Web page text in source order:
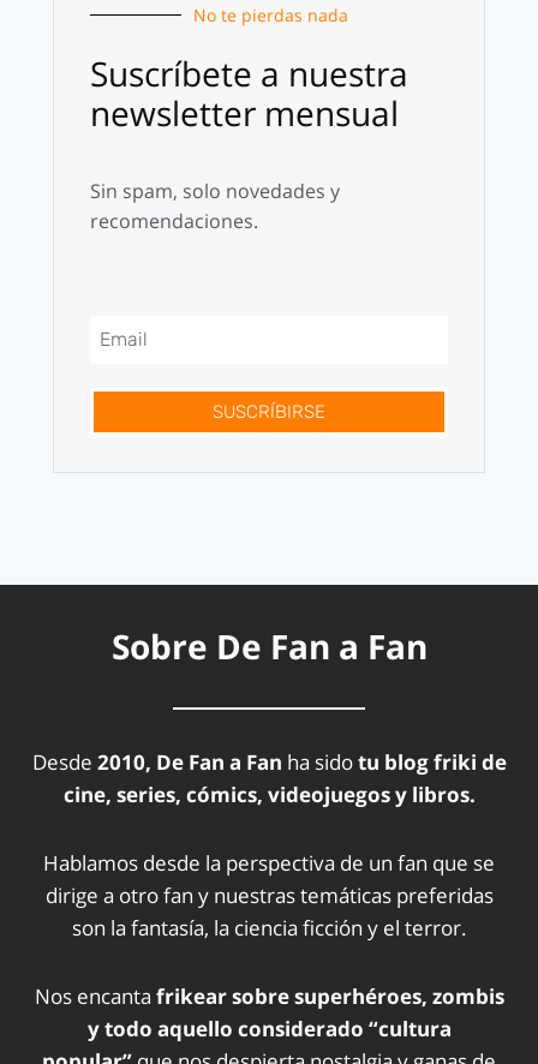
No te pierdas nada
Suscríbete a nuestra
newsletter mensual
Sin spam, solo novedades y
recomendaciones.
SUSCRÍBIRSE
Sobre De Fan a Fan
Desde 2010, De Fan a Fan ha sidotu blog friki de
cine, series, cómics, videojuegos y libros.
Hablamos desde la perspectiva de un fan que se
dirige a otro fan y nuestras temáticas preferidas
son la fantasía, la ciencia ficción y el terror.
Nos encanta frikear sobre superhéroes, zombis
y todo aquello considerado “cultura